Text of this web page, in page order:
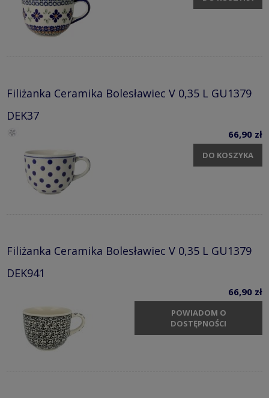
Filiżanka Ceramika Bolesławiec V 0,35 L GU1379
DEK37
66,90 zł
DO KOSZYKA
Filiżanka Ceramika Bolesławiec V 0,35 L GU1379
DEK941
66,90 zł
POWIADOM O
DOSTĘPNOŚCI